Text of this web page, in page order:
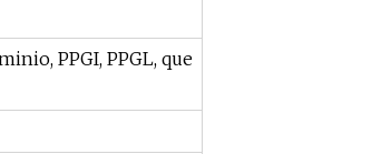
PPGI, PPGL, que